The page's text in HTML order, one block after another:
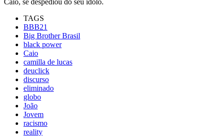
TAGS
BBB21
Big Brother Brasil
black power
Caio
camilla de lucas
deuclick
discurso
eliminado
globo
João
Jovem
racismo
reality